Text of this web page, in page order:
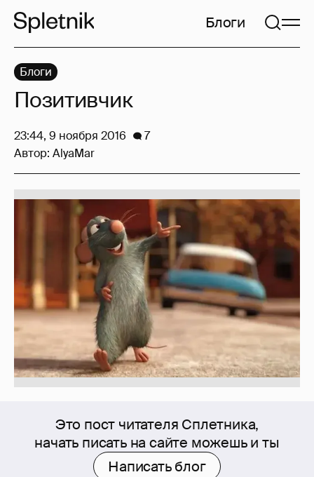
Блоги
Это пост читателя Сплетника,
начать писать на сайте можешь и ты
Написать блог
Блоги
Позитивчик
23:44, 9 ноября 2016
7
Автор: AlyaMar